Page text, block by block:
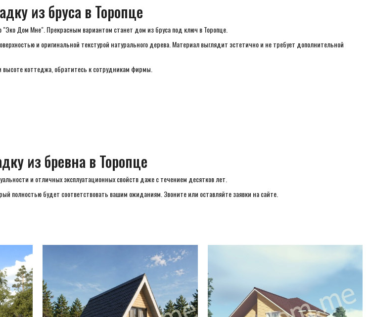
из бруса в Торопце
Дом Мне". Прекрасным вариантом станет дом из бруса под ключ в Торопце.
и оригинальной текстурой натурального дерева. Материал выглядит эстетично и не требует дополнительной
коттеджа, обратитесь к сотрудникам фирмы.
из бревна в Торопце
и отличных эксплуатационных свойств даже с течением десятков лет.
полностью будет соответствовать вашим ожиданиям. Звоните или оставляйте заявки на сайте.